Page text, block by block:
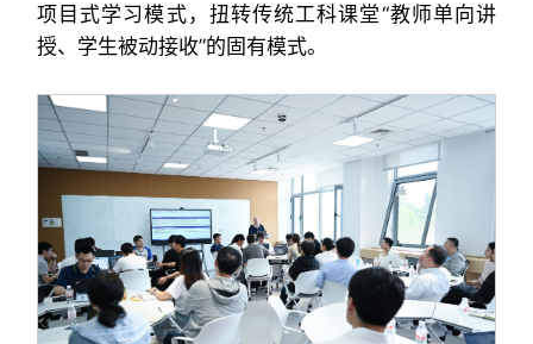
项目式学习模式，扭转传统工科课堂“教师单向讲
授、学生被动接收”的固有模式。